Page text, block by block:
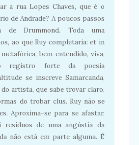
a rua Lopes Chaves, que é o
de Andrade? A poucos passos
de Drummond. Toda uma
ao que Ruy completaria: et in
bem entendido, viva,
registro forte da poesia
se inscreve Samarcanda,
artista, que sabe trovar claro,
do trobar clus. Ruy não se
Aproxima-se para se afastar.
resíduos de uma angústia da
não está em parte alguma. É